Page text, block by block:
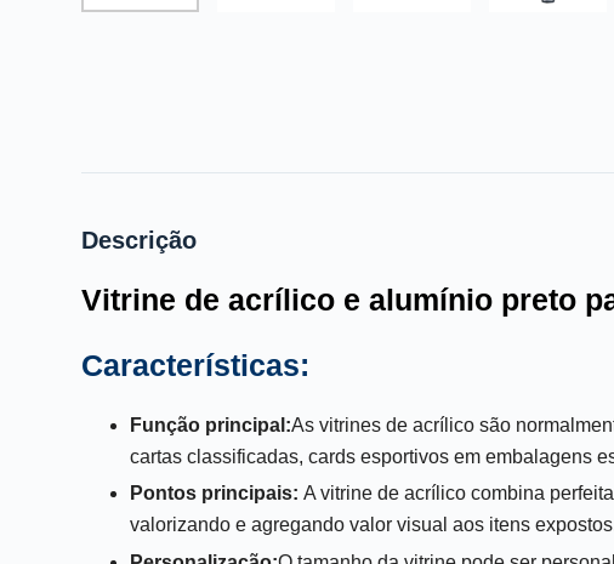
Descrição
Vitrine de acrílico e alumínio preto
Características:
Função principal:As vitrines de acrílico são
cartas classificadas, cards esportivos em embalagens
Pontos principais:A vitrine de acrílico combina
valorizando e agregando valor visual aos itens